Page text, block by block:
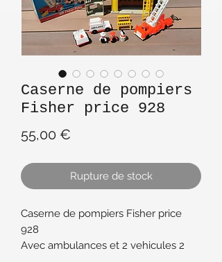
Caserne de pompiers
Fisher price 928
55,00 €
Rupture de stock
Caserne de pompiers Fisher price
928
Avec ambulances et 2 vehicules 2